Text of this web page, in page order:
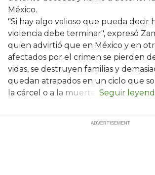
México.
"Si hay algo valioso que pueda decir
violencia debe terminar", expresó
quien advirtió que en México y en
afectados por el crimen se pierden
vidas, se destruyen familias y
quedan atrapados en un ciclo que
la cárcel o a la muerte.